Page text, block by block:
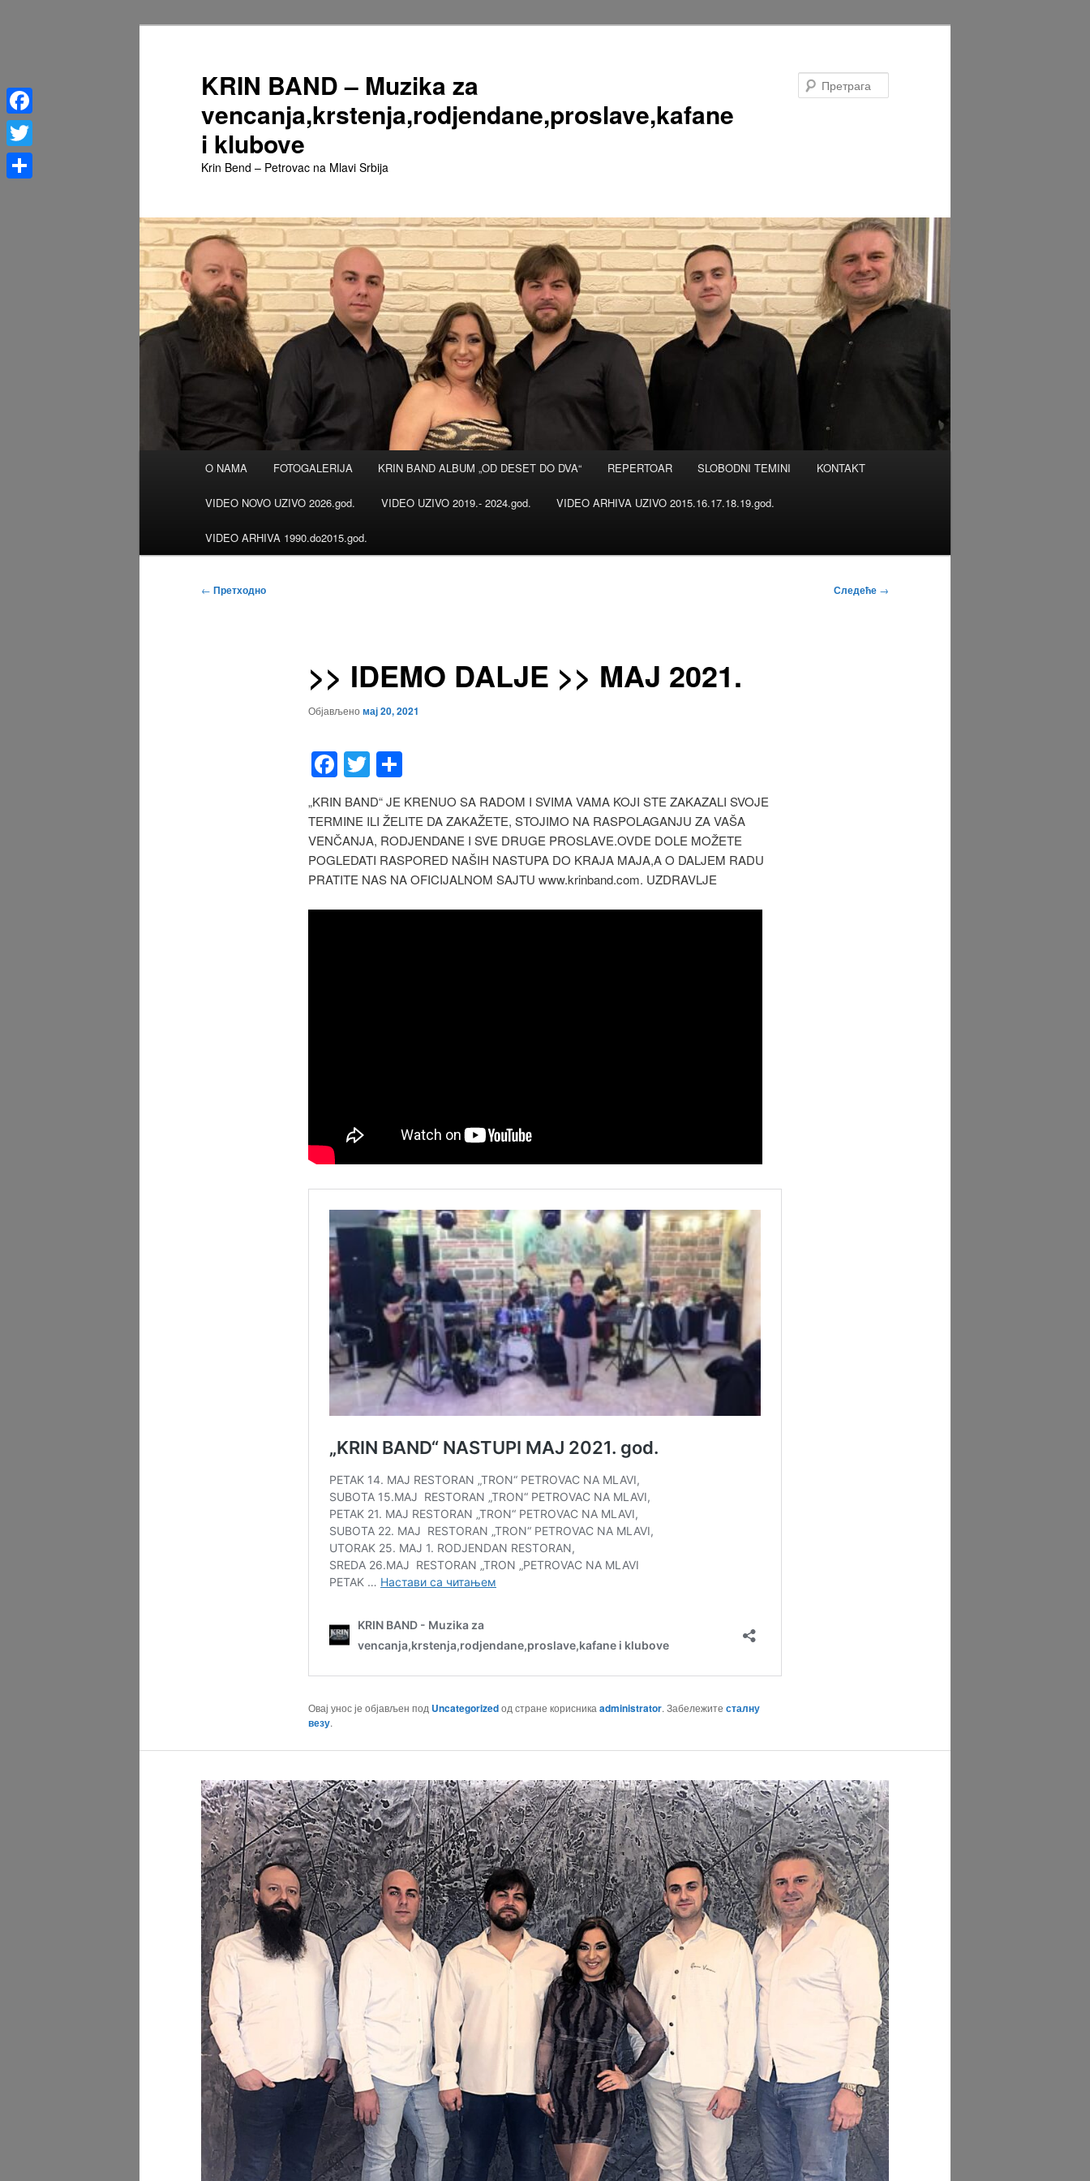
садржај
KRIN BAND – Muzika za
vencanja,krstenja,rodjendane,proslave,kafane
i klubove
Krin Bend – Petrovac na Mlavi Srbija
O NAMA FOTOGALERIJA KRIN BAND ALBUM „OD DESET DO DVA“ REPERTOAR SLOBODNI TEMINI KONTAKT
VIDEO NOVO UZIVO 2026.god. VIDEO UZIVO 2019.- 2024.god. VIDEO ARHIVA UZIVO 2015.16.17.18.19.god.
VIDEO ARHIVA 1990.do2015.god.
Кретање
← Претходно Следеће →
>> IDEMO DALJE >> MAJ 2021.
Објављено мај 20, 2021
Facebook
TwitterShare
„KRIN BAND“ JE KRENUO SA RADOM I SVIMA VAMA KOJI STE ZAKAZALI SVOJE
TERMINE ILI ŽELITE DA ZAKAŽETE, STOJIMO NA RASPOLAGANJU ZA VAŠA
VENČANJA, RODJENDANE I SVE DRUGE PROSLAVE.OVDE DOLE MOŽETE
POGLEDATI RASPORED NAŠIH NASTUPA DO KRAJA MAJA,A O DALJEM RADU
PRATITE NAS NA OFICIJALNOM SAJTU www.krinband.com. UZDRAVLJE
Овај унос је објављен под Uncategorizedод стране корисника administrator. Забележите сталну
везу.
Facebook
Twitter